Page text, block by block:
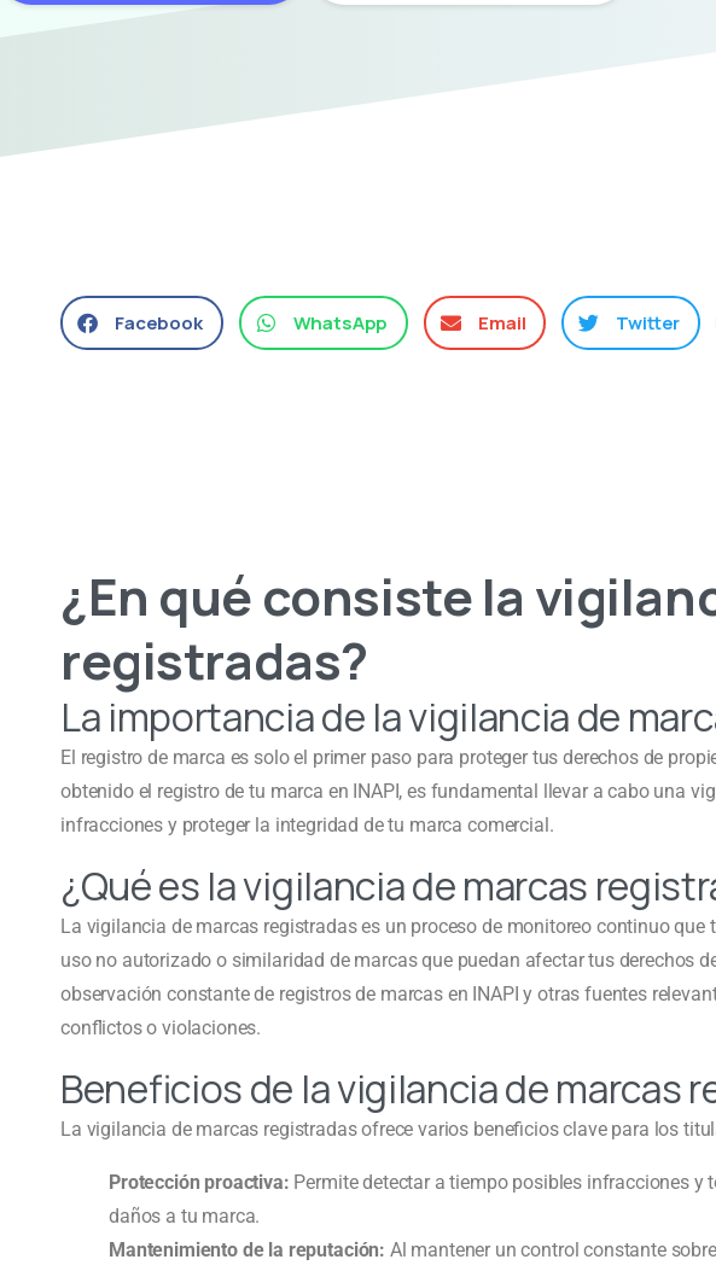
Facebook WhatsApp Email Twitter
¿En qué consiste la
registradas?
La importancia de la vigilancia de
El registro de marca es solo el primer paso para proteger tus derechos de
obtenido el registro de tu marca en INAPI, es fundamental llevar a cabo una
infracciones y proteger la integridad de tu marca comercial.
¿Qué es la vigilancia de marcas
La vigilancia de marcas registradas es un proceso de monitoreo continuo
uso no autorizado o similaridad de marcas que puedan afectar tus derechos
observación constante de registros de marcas en INAPI y otras fuentes
conflictos o violaciones.
Beneficios de la vigilancia de marcas
La vigilancia de marcas registradas ofrece varios beneficios clave para los
Protección proactiva: Permite detectar a tiempo posibles infracciones
daños a tu marca.
Mantenimiento de la reputación: Al mantener un control constante